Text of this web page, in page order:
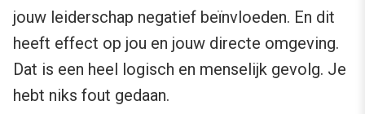
jouw leiderschap negatief beïnvloeden. En dit
heeft effect op jou en jouw directe omgeving.
Dat is een heel logisch en menselijk gevolg. Je
hebt niks fout gedaan.